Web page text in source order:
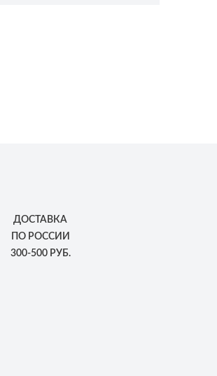
ДОСТАВКА
ПО РОССИИ
300-500 РУБ.